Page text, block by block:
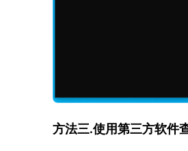
方法三.使用第三方软件